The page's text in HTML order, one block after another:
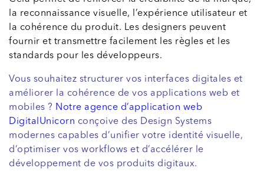
la reconnaissance visuelle, l’expérience utilisateur et
la cohérence du produit. Les designers peuvent
fournir et transmettre facilement les règles et les
standards pour les développeurs.
Vous souhaitez structurer vos interfaces digitales et
améliorer la cohérence de vos applications web et
mobiles ? Notre agence d’application web
DigitalUnicorn conçoive des Design Systems
modernes capables d’unifier votre identité visuelle,
d’optimiser vos workflows et d’accélérer le
développement de vos produits digitaux.